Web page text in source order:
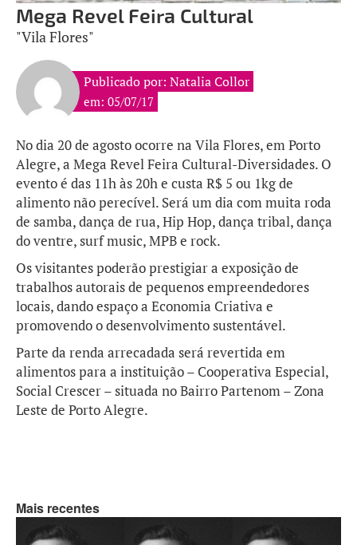
Mega Revel Feira Cultural
"Vila Flores"
Publicado por: Natalia Collor
em: 05/07/17
No dia 20 de agosto ocorre na Vila Flores, em Porto
Alegre, a Mega Revel Feira Cultural-Diversidades. O
evento é das 11h às 20h e custa R$ 5 ou 1kg de
alimento não perecível. Será um dia com muita roda
de samba, dança de rua, Hip Hop, dança tribal, dança
do ventre, surf music, MPB e rock.
Os visitantes poderão prestigiar a exposição de
trabalhos autorais de pequenos empreendedores
locais, dando espaço a Economia Criativa e
promovendo o desenvolvimento sustentável.
Parte da renda arrecadada será revertida em
alimentos para a instituição – Cooperativa Especial,
Social Crescer – situada no Bairro Partenom – Zona
Leste de Porto Alegre.
Mais recentes